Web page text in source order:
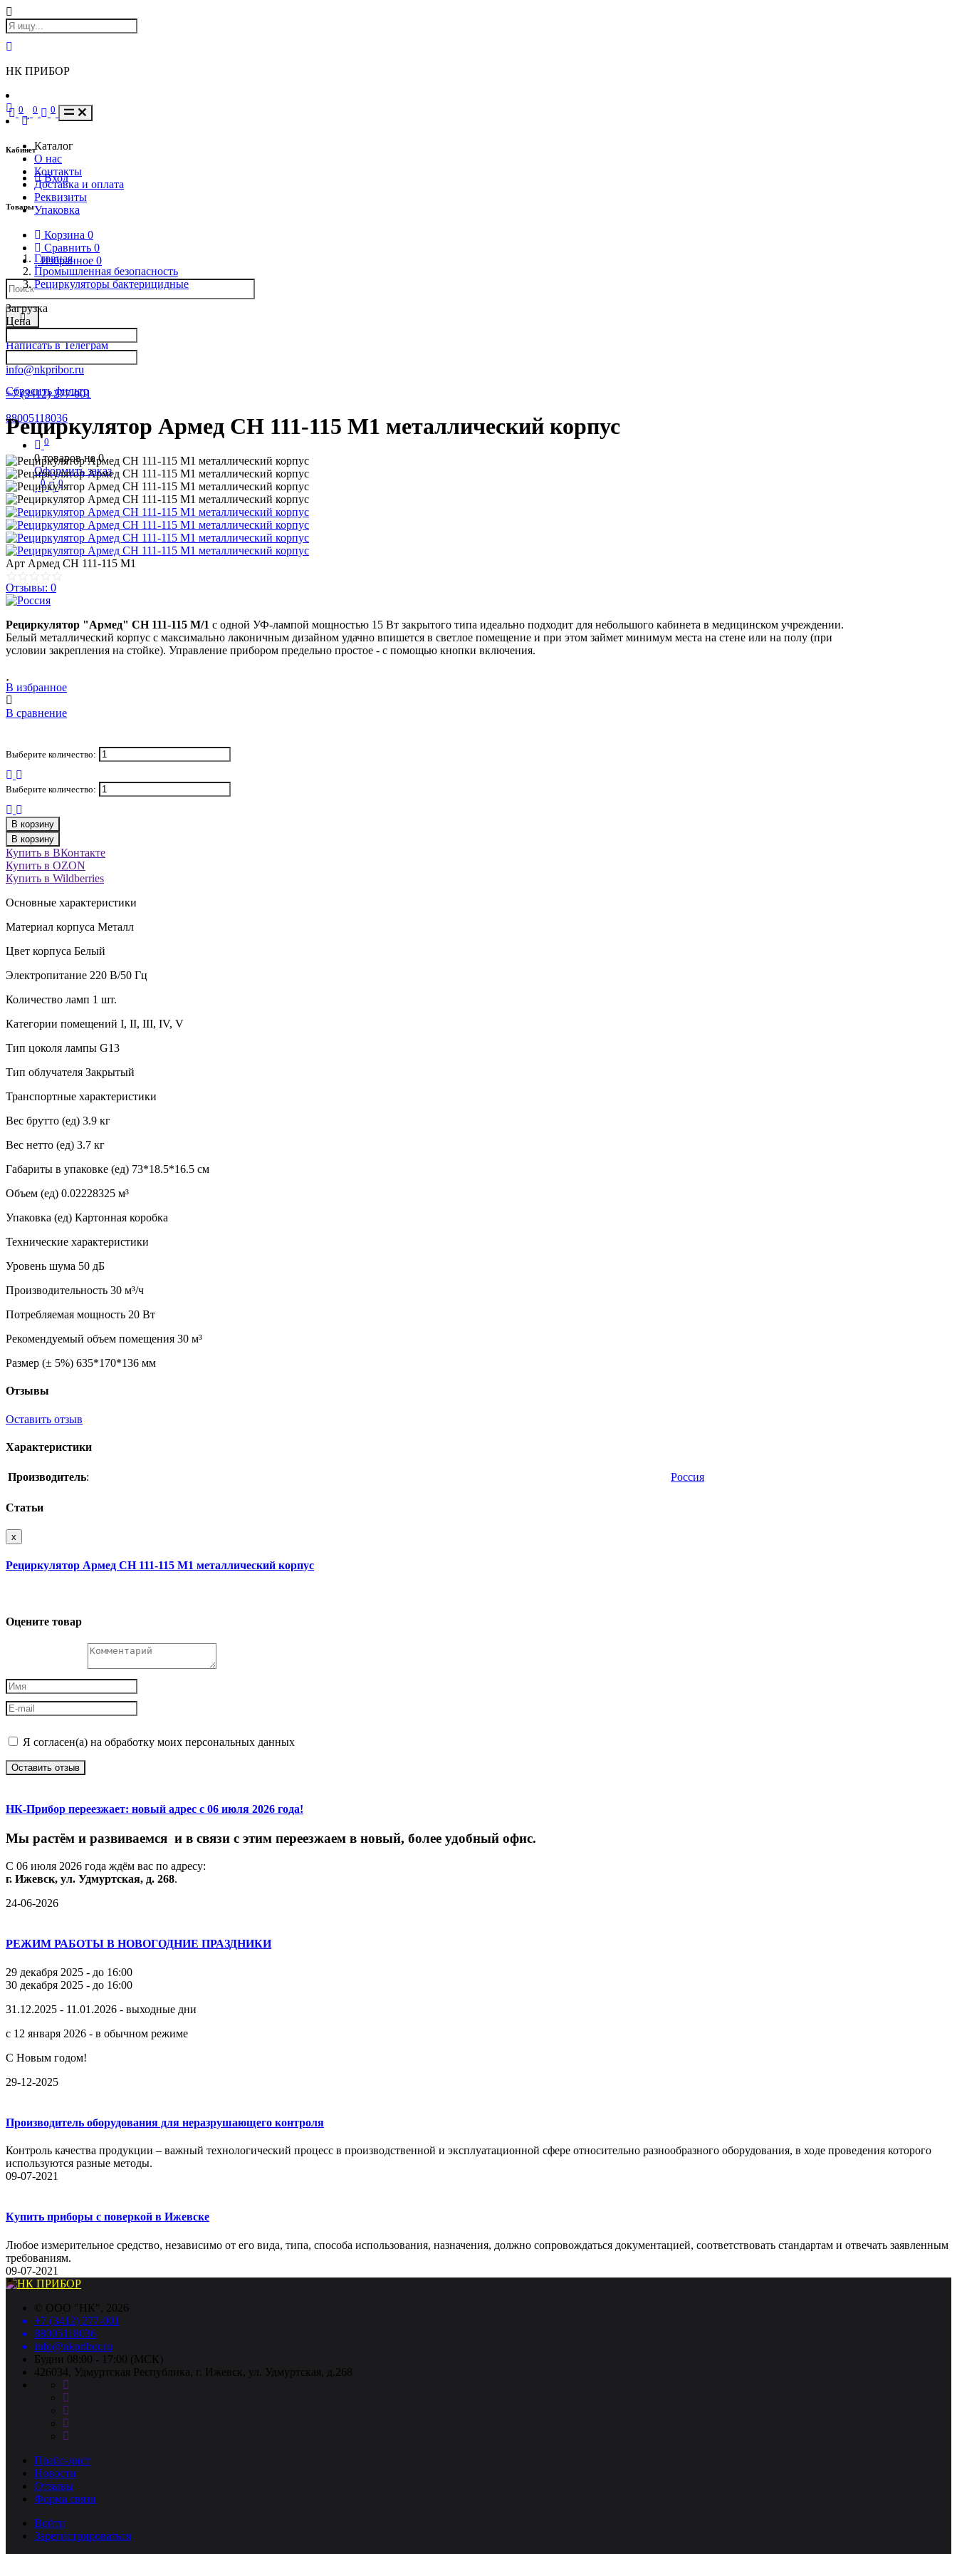
НК ПРИБОР
Кабинет
Вход
Товары
Корзина 0
Сравнить 0
Избранное 0
Написать в Телеграм
info@nkpribor.ru
+7 (3412) 277-001
88005118036
0
0 товаров на0
Оформить заказ
0 0
0 0 0
Каталог
О нас
Контакты
Доставка и оплата
Реквизиты
Упаковка
Главная
Промышленная безопасность
Рециркуляторы бактерицидные
Загрузка
Цена
Сбросить фильтр
Рециркулятор Армед CH 111-115 М1 металлический корпус
Арт Армед CH 111-115 М1
Отзывы: 0
Рециркулятор "Армед" СН 111-115 М/1 с одной УФ-лампой мощностью 15 Вт закрытого типа идеально подходит для небольшого кабинета в медицинском учреждении.
Белый металлический корпус с максимально лаконичным дизайном удачно впишется в светлое помещение и при этом займет минимум места на стене или на полу (при
условии закрепления на стойке). Управление прибором предельно простое - с помощью кнопки включения.
В избранное
В сравнение
Выберите количество:
Выберите количество:
В корзину
В корзину
Купить в ВКонтакте
Купить в OZON
Купить в Wildberries
Основные характеристики
Материал корпуса Металл
Цвет корпуса Белый
Электропитание 220 В/50 Гц
Количество ламп 1 шт.
Категории помещений I, II, III, IV, V
Тип цоколя лампы G13
Тип облучателя Закрытый
Транспортные характеристики
Вес брутто (ед) 3.9 кг
Вес нетто (ед) 3.7 кг
Габариты в упаковке (ед) 73*18.5*16.5 см
Объем (ед) 0.02228325 м³
Упаковка (ед) Картонная коробка
Технические характеристики
Уровень шума 50 дБ
Производительность 30 м³/ч
Потребляемая мощность 20 Вт
Рекомендуемый объем помещения 30 м³
Размер (± 5%) 635*170*136 мм
Отзывы
Оставить отзыв
Характеристики
Производитель: Россия
Статьи
x
Рециркулятор Армед CH 111-115 М1 металлический корпус
Оцените товар
Я согласен(а) на обработку моих персональных данных
Оставить отзыв
НК-Прибор переезжает: новый адрес с 06 июля 2026 года!
Мы растём и развиваемся и в связи с этим переезжаем в новый, более удобный офис.
С 06 июля 2026 года ждём вас по адресу:
г. Ижевск, ул. Удмуртская, д. 268.
24-06-2026
РЕЖИМ РАБОТЫ В НОВОГОДНИЕ ПРАЗДНИКИ
29 декабря 2025 - до 16:00
30 декабря 2025 - до 16:00
31.12.2025 - 11.01.2026 - выходные дни
с 12 января 2026 - в обычном режиме
С Новым годом!
29-12-2025
Производитель оборудования для неразрушающего контроля
Контроль качества продукции – важный технологический процесс в производственной и эксплуатационной сфере относительно разнообразного оборудования, в ходе проведения которого
используются разные методы.
09-07-2021
Купить приборы с поверкой в Ижевске
Любое измерительное средство, независимо от его вида, типа, способа использования, назначения, должно сопровождаться документацией, соответствовать стандартам и отвечать заявленным
требованиям.
09-07-2021
© ООО "НК", 2026
+7 (3412) 277-001
88005118036
info@nkpribor.ru
Будни 08:00 - 17:00 (МСК)
426034, Удмуртская Республика, г. Ижевск, ул. Удмуртская, д.268
Прайс-лист
Новости
Отзывы
Форма связи
Войти
Зарегистрироваться